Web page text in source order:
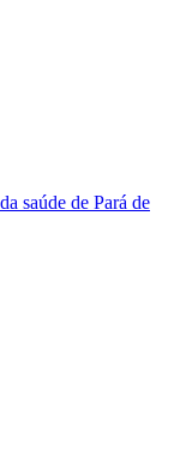
saúde de Pará de